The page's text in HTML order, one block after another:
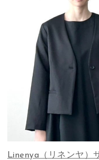
Linenya（リネンヤ）